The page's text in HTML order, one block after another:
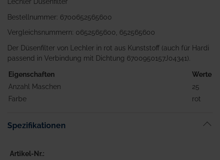
Lechler Düsenfilter
Bestellnummer: 6700652565600
Vergleichsnummern: 0652565600, 652565600
Der Düsenfilter von Lechler in rot aus Kunststoff (auch für Hardi
passend in Verbindung mit Dichtung 6700950157J04341).
Eigenschaften
Werte
Anzahl Maschen
25
Farbe
rot
Spezifikationen
Artikel-Nr.